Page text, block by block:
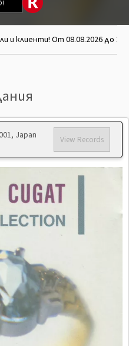
и клиенти! От 08.08.2026 до
Japan
View Records